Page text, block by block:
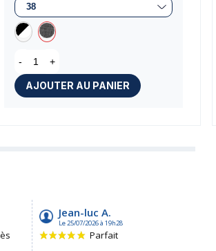
- +
AJOUTER AU PANIER